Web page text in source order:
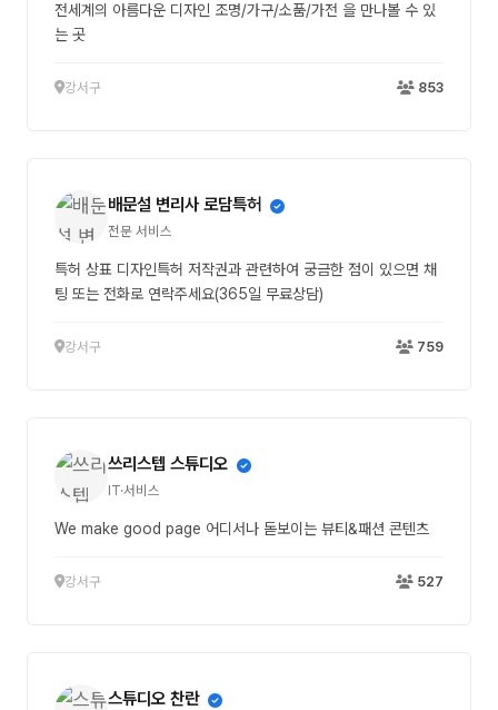
전세계의 아름다운 디자인 조명/가구/소품/가전 을 만나볼 수 있
는 곳
강서구 853
배문설 변리사 로담특허
전문 서비스
특허 상표 디자인특허 저작권과 관련하여 궁금한 점이 있으면 채
팅 또는 전화로 연락주세요(365일 무료상담)
강서구 759
쓰리스텝 스튜디오
IT·서비스
We make good page 어디서나 돋보이는 뷰티&패션 콘텐츠
강서구 527
스튜디오 찬란